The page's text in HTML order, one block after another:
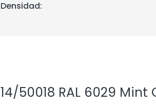
Densidad:
14/50018 RAL 6029 Mint